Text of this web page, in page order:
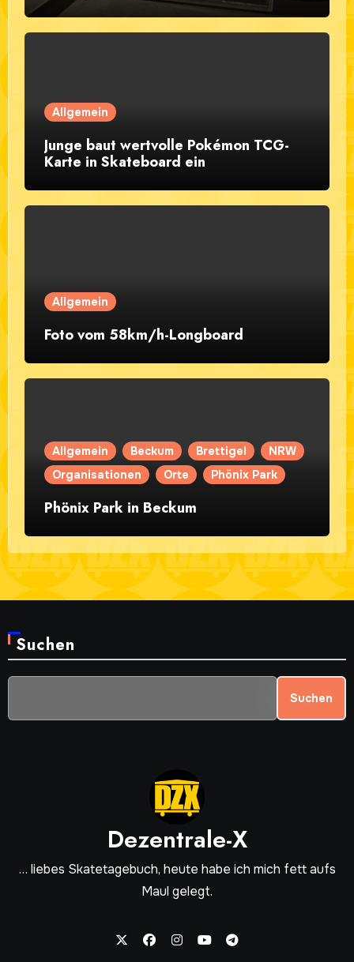
Allgemein
Junge baut wertvolle Pokémon TCG-
Karte in Skateboard ein
Allgemein
Foto vom 58km/h-Longboard
Allgemein Beckum Brettigel
NRW
Organisationen
Orte Phönix Park
Phönix Park in Beckum
Suchen
Suchen
Dezentrale-X
… liebes Skatetagebuch, heute habe ich mich fett aufs
Maul gelegt.